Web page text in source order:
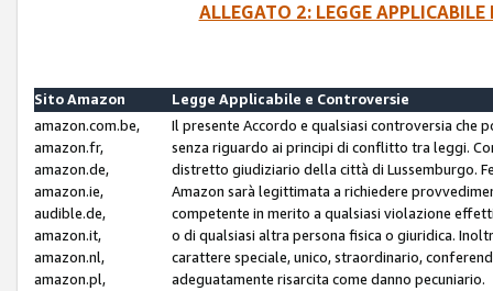
ALLEGATO 2: LEGGE
Sito Amazon
Legge Applicabile e Controversie
amazon.com.be,
amazon.fr,
amazon.de,
amazon.ie,
audible.de,
amazon.it,
amazon.nl,
amazon.pl,
Il presente Accordo e qualsiasi controversia che
senza riguardo ai principi di conflitto tra leggi.
distretto giudiziario della città di Lussemburgo.
Amazon sarà legittimata a richiedere
competente in merito a qualsiasi violazione
o di qualsiasi altra persona fisica o giuridica.
carattere speciale, unico, straordinario,
adeguatamente risarcita come danno pecuniario.